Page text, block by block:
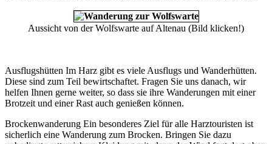
Aussicht von der Wolfswarte auf Altenau (Bild klicken!)
Ausflugshütten Im Harz gibt es viele Ausflugs und Wanderhütten.
Diese sind zum Teil bewirtschaftet. Fragen Sie uns danach, wir
helfen Ihnen gerne weiter, so dass sie ihre Wanderungen mit einer
Brotzeit und einer Rast auch genießen können.
Brockenwanderung Ein besonderes Ziel für alle Harztouristen ist
sicherlich eine Wanderung zum Brocken. Bringen Sie dazu